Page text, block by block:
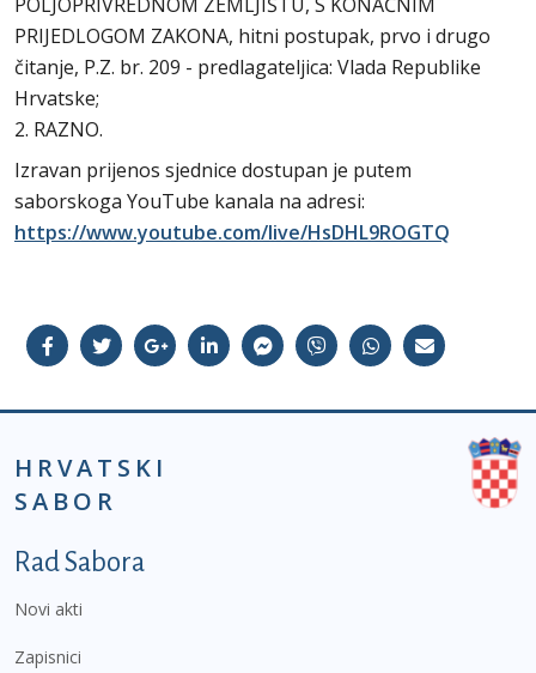
PRIJEDLOGOM ZAKONA, hitni postupak, prvo i drugo
čitanje, P.Z. br. 209 - predlagateljica: Vlada Republike
Hrvatske;
2. RAZNO.
Izravan prijenos sjednice dostupan je putem
saborskoga YouTube kanala na adresi:
https://www.youtube.com/live/HsDHL9ROGTQ
HRVATSKI
SABOR
Podnožje prvi izbornik
Rad Sabora
Novi akti
Zapisnici